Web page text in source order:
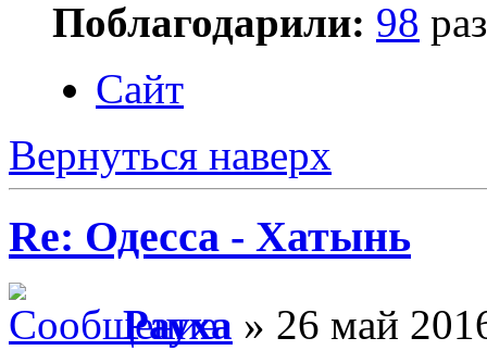
Поблагодарили: 98
Сайт
Вернуться наверх
Re: Одесса - Хатынь
Рауха » 26 май